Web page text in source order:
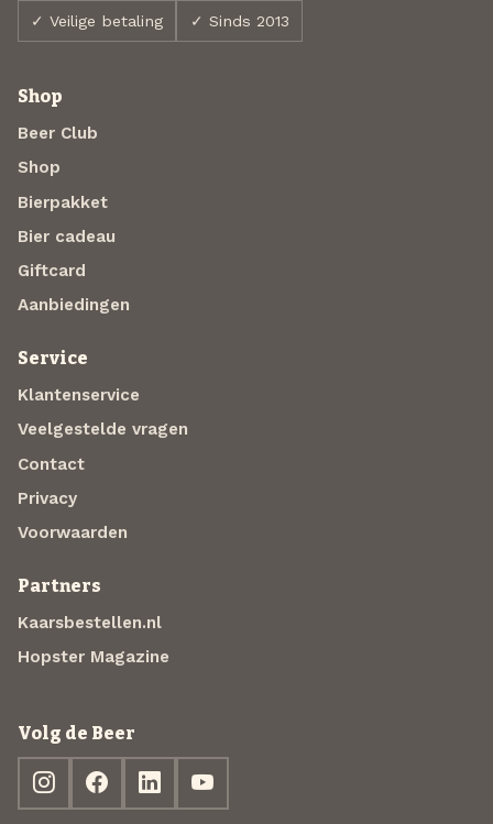
✓ Veilige betaling ✓ Sinds 2013
Shop
Beer Club
Shop
Bierpakket
Bier cadeau
Giftcard
Aanbiedingen
Service
Klantenservice
Veelgestelde vragen
Contact
Privacy
Voorwaarden
Partners
Kaarsbestellen.nl
Hopster Magazine
Volg de Beer